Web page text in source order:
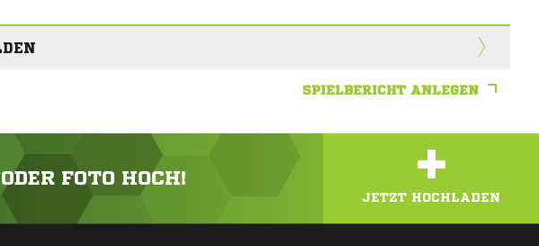
SPIELBERICHT ANLEGEN
FOTO HOCH! +
JETZT HOCHLADEN